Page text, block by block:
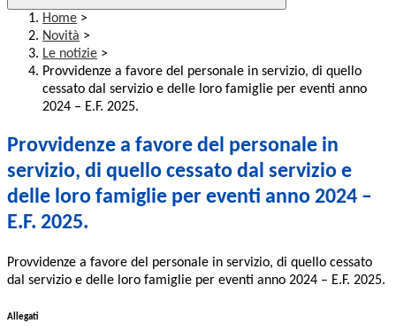
Home >
Novità >
Le notizie >
Provvidenze a favore del personale in servizio, di quello
cessato dal servizio e delle loro famiglie per eventi anno
2024 – E.F. 2025.
Provvidenze a favore del personale in
servizio, di quello cessato dal servizio e
delle loro famiglie per eventi anno 2024 –
E.F. 2025.
Provvidenze a favore del personale in servizio, di quello cessato
dal servizio e delle loro famiglie per eventi anno 2024 – E.F. 2025.
Allegati